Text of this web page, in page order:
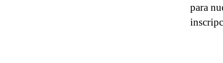
para